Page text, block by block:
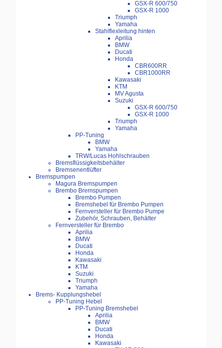
GSX-R 600/750
GSX-R 1000
Triumph
Yamaha
Stahlflexleitung hinten
Aprilia
BMW
Ducati
Honda
CBR600RR
CBR1000RR
Kawasaki
KTM
MV Agusta
Suzuki
GSX-R 600/750
GSX-R 1000
Triumph
Yamaha
PP-Tuning
BMW
Yamaha
TRW/Lucas Hohlschrauben
Bremsflüssigkeitsbehälter
Bremsenentlüfter
Bremspumpen
Magura Bremspumpen
Brembo Bremspumpen
Brembo Pumpen
Bremshebel für Brembo Pumpen
Fernversteller für Brembo Pumpe
Zubehör, Schrauben, Behälter
Fernversteller für Brembo
Aprilia
BMW
Ducati
Honda
Kawasaki
KTM
Suzuki
Triumph
Yamaha
Brems- Kupplungshebel
PP-Tuning Hebel
PP-Tuning Bremshebel
Aprilia
BMW
Ducati
Honda
Kawasaki